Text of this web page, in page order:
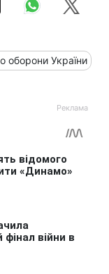
оборони України